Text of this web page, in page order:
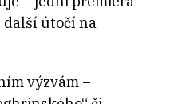
útočí na
výzvám –